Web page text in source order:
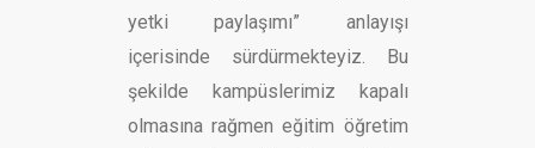
yetki paylaşımı” anlayışı
içerisinde sürdürmekteyiz. Bu
şekilde kampüslerimiz kapalı
olmasına rağmen eğitim öğretim